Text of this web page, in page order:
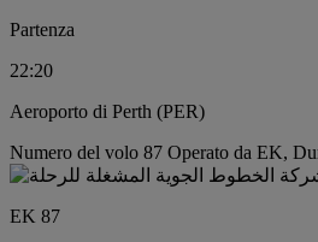
Partenza
22:20
Aeroporto di Perth (PER)
Numero del volo 87 Operato da EK,
EK 87